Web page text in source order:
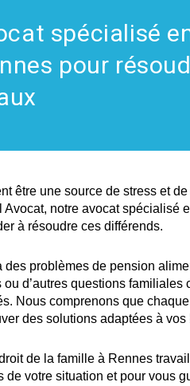
spécialisé
pour
être une source de stress et
notre avocat spécialisé
à résoudre ces différends.
des problèmes de pension
d’autres questions familiales
Nous comprenons que
des solutions adaptées à
de la famille à Rennes
de votre situation et pour vous